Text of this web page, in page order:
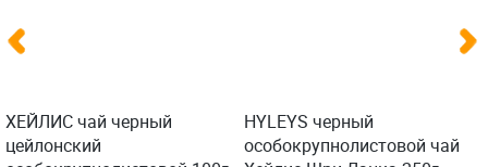
ХЕЙЛИС чай черный
цейлонский
HYLEYS черный
особокрупнолистовой чай